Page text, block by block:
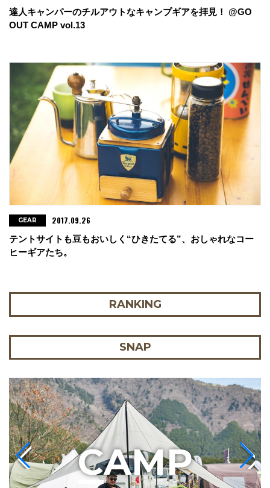
達人キャンパーのチルアウトなキャンプギアを拝見！ @GO
OUT CAMP vol.13
テントサイトも豆もおいしく“ひきたてる”、おしゃれなコー
ヒーギアたち。
GEAR 2017.09.26
RANKING
SNAP
CAMP